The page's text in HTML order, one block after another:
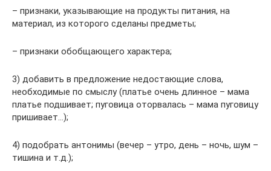
– признаки, указывающие на продукты питания, на
материал, из которого сделаны предметы;
– признаки обобщающего характера;
3) добавить в предложение недостающие слова,
необходимые по смыслу (платье очень длинное – мама
платье подшивает; пуговица оторвалась – мама пуговицу
пришивает…);
4) подобрать антонимы (вечер – утро, день – ночь, шум –
тишина и т.д.);